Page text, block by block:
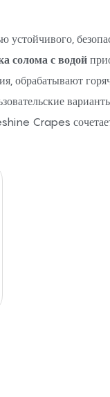
солома с водой
обрабатывают
Crapes